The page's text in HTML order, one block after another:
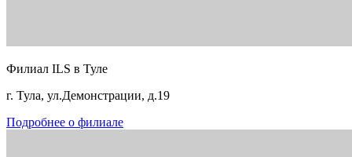
Филиал ILS в Туле
г. Тула, ул.Демонстрации, д.19
Подробнее о филиале